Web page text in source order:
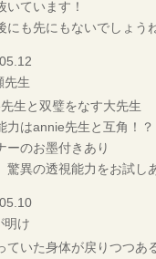
いています！
にも先にもないでしょう
先生
生と双璧をなす大先生
力はannie先生と互角！？
ーのお墨付きあり
驚異の透視能力をお試し
明け
ていた身体が戻りつつあ